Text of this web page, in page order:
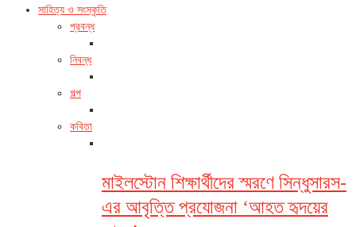
সাহিত্য ও সংস্কৃতি
প্রবন্ধ
নিবন্ধ
গল্প
কবিতা
মাইলস্টোন শিক্ষার্থীদের স্মরণে সিন্ধুসারস-
এর আবৃত্তি প্রযোজনা ‘আহত হৃদয়ের